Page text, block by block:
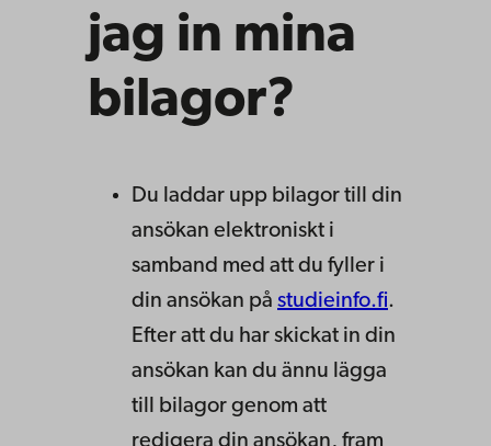
jag in mina
bilagor?
Du laddar upp bilagor till din
ansökan elektroniskt i
samband med att du fyller i
din ansökan på studieinfo.fi.
Efter att du har skickat in din
ansökan kan du ännu lägga
till bilagor genom att
redigera din ansökan, fram